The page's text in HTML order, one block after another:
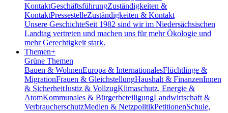
KontaktGeschäftsführungZuständigkeiten &
KontaktPressestelleZuständigkeiten & Kontakt
Unsere GeschichteSeit 1982 sind wir im Nieder­sächsischen
Landtag vertreten und machen uns für mehr Ökologie und
mehr Gerechtigkeit stark.
Themen+
Grüne Themen
Bauen & WohnenEuropa & InternationalesFlüchtlinge &
MigrationFrauen & GleichstellungHaushalt & FinanzenInnen
& SicherheitJustiz & VollzugKlimaschutz, Energie &
AtomKommunales & BürgerbeteiligungLandwirtschaft &
VerbraucherschutzMedien & NetzpolitikPetitionenSchule,